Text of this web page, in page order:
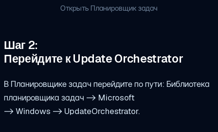
Открыть Планировщик задач
Шаг 2:
Перейдите к Update Orchestrator
В Планировщике задач перейдите по пути: Библиотека
планировщика задач -> Microsoft
-> Windows -> UpdateOrchestrator.